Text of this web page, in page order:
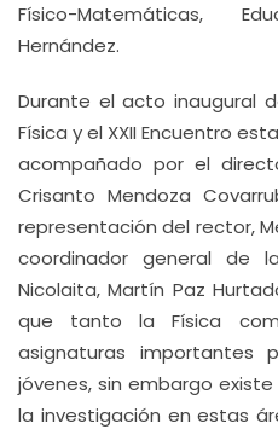
Físico-Matemáticas,
Hernández.
Durante el acto inaugural
Física y el XXII Encuentro
acompañado por el
Crisanto Mendoza
representación del rector,
coordinador general de
Nicolaita, Martín Paz
que tanto la Física
asignaturas importantes
jóvenes, sin embargo
la investigación en estas